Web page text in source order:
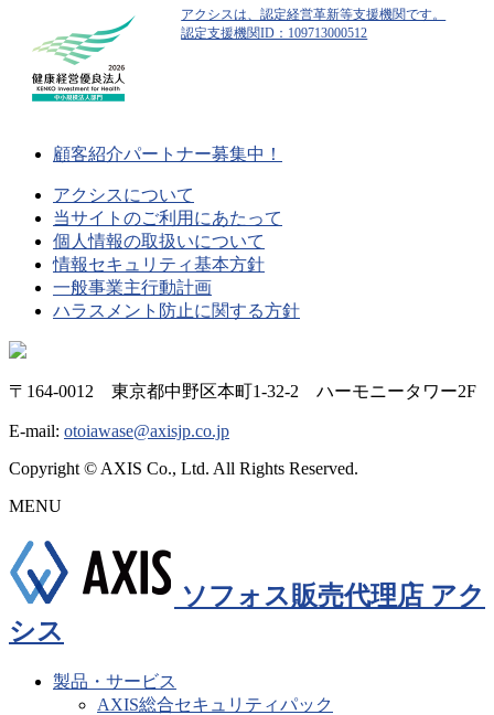
アクシスは、認定経営革新等支援機関です。
認定支援機関ID：109713000512
顧客紹介パートナー募集中！
アクシスについて
当サイトのご利用にあたって
個人情報の取扱いについて
情報セキュリティ基本方針
一般事業主行動計画
ハラスメント防止に関する方針
〒164-0012 東京都中野区本町1-32-2 ハーモニータワー2F
E-mail: otoiawase@axisjp.co.jp
Copyright © AXIS Co., Ltd. All Rights Reserved.
MENU
ソフォス販売代理店 アク
シス
製品・サービス
AXIS総合セキュリティパック